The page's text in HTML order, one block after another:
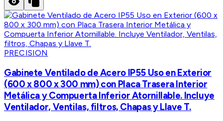
PRECISION
Gabinete Ventilado de Acero IP55 Uso en Exterior
(600 x 800 x 300 mm) con Placa Trasera Interior
Metálica y Compuerta Inferior Atornillable. Incluye
Ventilador, Ventilas, filtros, Chapas y Llave T.